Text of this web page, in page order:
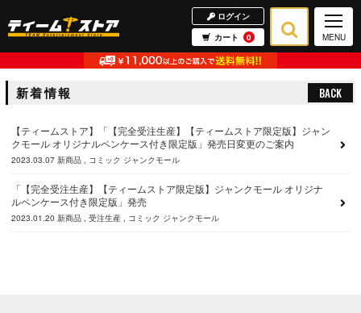
ログイン
カート
0 MENU
新着情報 BACK
【ティームストア】「【完全受注生産】【ティームストア限定版】ジャン
クモール オリジナルペンケース付き限定版」発売日変更のご案内
2023.03.07 新商品 コミック ジャンクモール
「【完全受注生産】【ティームストア限定版】ジャンクモール オリジナ
ルペンケース付き限定版」発売
2023.01.20 新商品 受注生産 コミック ジャンクモール